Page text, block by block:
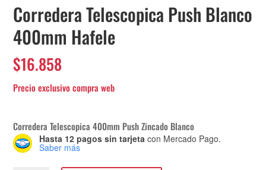
Corredera Telescopica Push Blanco
400mm Hafele
$16.858
Corredera Telescopica 400mm Push Zincado Blanco
Hasta 12 pagos sin tarjeta con Mercado Pago.
Saber más